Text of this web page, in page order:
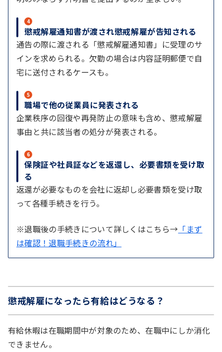
4
懲戒解雇通知書が渡され懲戒解雇が告知される
通告の際に渡される「懲戒解雇通知書」に受理のサ
インを求められる。欠勤の場合は内容証明郵便で自
宅に送付されるケースも。
5
職場で他の従業員に発表される
企業秩序の回復や再発防止の意味も含め、懲戒解雇
事由と共に該当者の処分が発表される。
6
保険証や社員証などを返還し、必要書類を受け取
る
返還が必要なものを会社に返却し必要書類を受け取
って各種手続きを行う。
※退職後の手続きについて詳しくはこちら→ 「まず
は確認！退職手続きの流れ」
懲戒解雇になったら有給はどうなる？
有給休暇は在職期間中が対象のため、在職中にしか消化
できません。